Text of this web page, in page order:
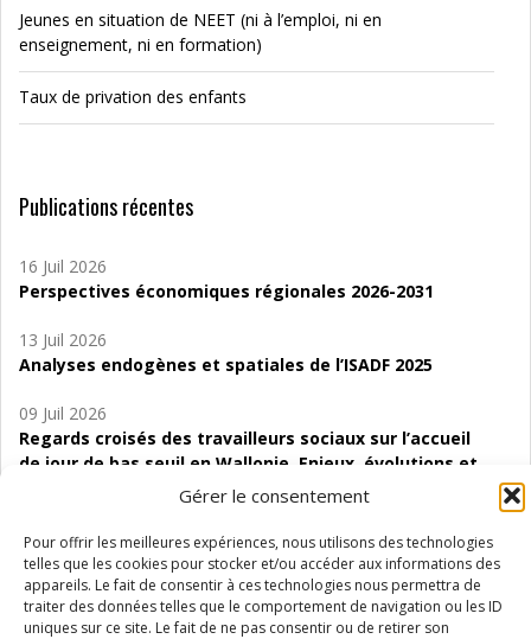
Gérer le consentement
Pour offrir les meilleures expériences, nous utilisons des technologies
telles que les cookies pour stocker et/ou accéder aux informations des
appareils. Le fait de consentir à ces technologies nous permettra de
traiter des données telles que le comportement de navigation ou les ID
uniques sur ce site. Le fait de ne pas consentir ou de retirer son
Jeunes en situation de NEET (ni à l’emploi, ni en
enseignement, ni en formation)
Taux de privation des enfants
Publications récentes
16 Juil 2026
Perspectives économiques régionales 2026-2031
13 Juil 2026
Analyses endogènes et spatiales de l’ISADF 2025
09 Juil 2026
Regards croisés des travailleurs sociaux sur l’accueil
de jour de bas seuil en Wallonie. Enjeux, évolutions et
06 Juil 2026
Étude d’évaluabilité des Structures
d’accompagnement à l’autocréation d’emploi (SAACE)